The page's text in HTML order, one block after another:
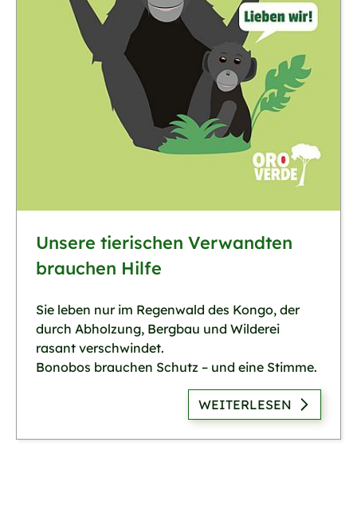
Unsere tierischen Verwandten
brauchen Hilfe
Sie leben nur im Regenwald des Kongo, der
durch Abholzung, Bergbau und Wilderei
rasant verschwindet.
Bonobos brauchen Schutz – und eine Stimme.
WEITERLESEN